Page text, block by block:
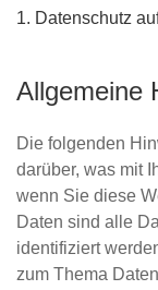
1. Datenschutz
Allgemeine
Die folgenden
darüber, was mit
wenn Sie diese
Daten sind alle
identifiziert
zum Thema